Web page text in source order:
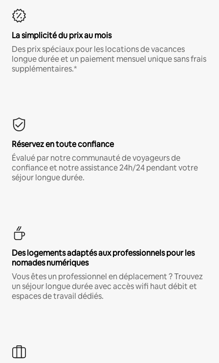
La simplicité du prix au mois
Des prix spéciaux pour les locations de vacances
longue durée et un paiement mensuel unique sans frais
supplémentaires.*
Réservez en toute confiance
Évalué par notre communauté de voyageurs de
confiance et notre assistance 24h/24 pendant votre
séjour longue durée.
Des logements adaptés aux professionnels pour les
nomades numériques
Vous êtes un professionnel en déplacement ? Trouvez
un séjour longue durée avec accès wifi haut débit et
espaces de travail dédiés.